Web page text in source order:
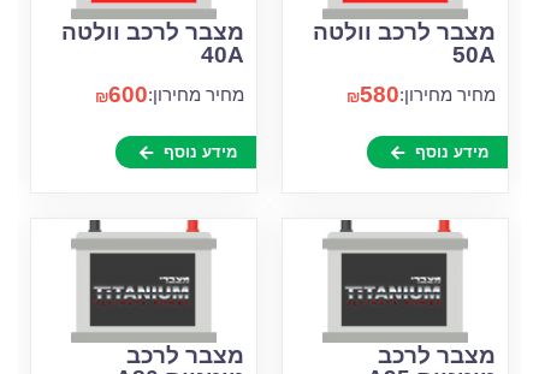
מצבר לרכב וולטה
50A
מחיר מחירון: ₪580
מידע נוסף
מצבר לרכב וולטה
40A
מחיר מחירון: ₪600
מידע נוסף
מצבר לרכב
מצבר לרכב